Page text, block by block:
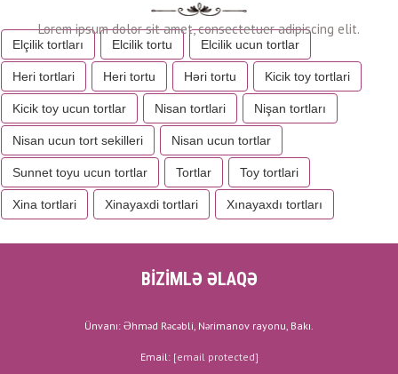
Elçilik tortları Elcilik tortu Elcilik ucun tortlar
Heri tortlari Heri tortu Həri tortu Kicik toy tortlari
Kicik toy ucun tortlar Nisan tortlari Nişan tortları
Nisan ucun tort sekilleri Nisan ucun tortlar
Sunnet toyu ucun tortlar Tortlar Toy tortlari
Xina tortlari Xinayaxdi tortlari Xınayaxdı tortları
BİZİMLƏ ƏLAQƏ
Ünvanı: Əhməd Rəcəbli, Nərimanov rayonu, Bakı.
Email: [email protected]